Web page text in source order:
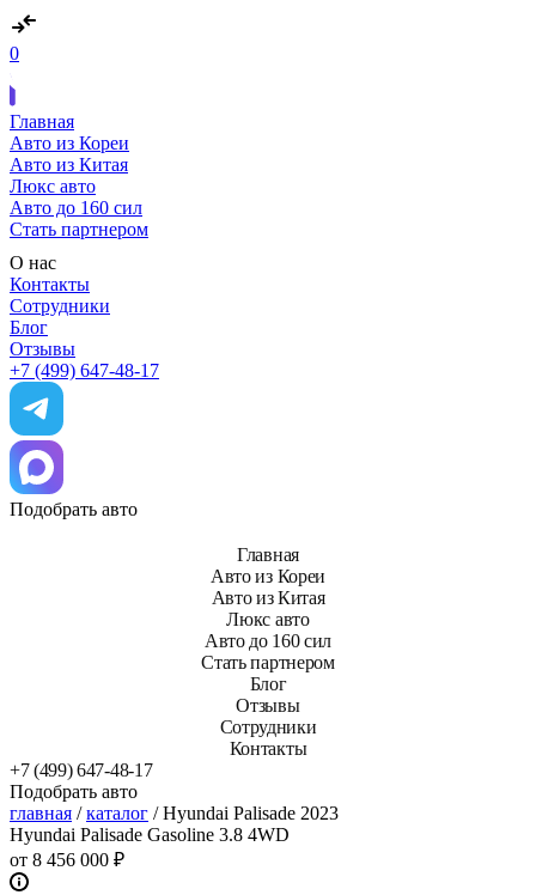
0
Главная
Авто из Кореи
Авто из Китая
Люкс авто
Авто до 160 сил
Стать партнером
О нас
Контакты
Сотрудники
Блог
Отзывы
+7 (499) 647-48-17
Подобрать авто
Главная
Авто из Кореи
Авто из Китая
Люкс авто
Авто до 160 сил
Стать партнером
Блог
Отзывы
Сотрудники
Контакты
+7 (499) 647-48-17
Подобрать авто
главная / каталог / Hyundai Palisade 2023
Hyundai Palisade Gasoline 3.8 4WD
от 8 456 000 ₽